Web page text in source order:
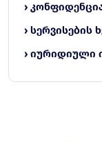
›
› სერვისების
› იურიდიული